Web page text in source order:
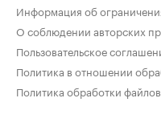
Информация об
О соблюдении авторских
Пользовательское
Политика в отношении
Политика обработки